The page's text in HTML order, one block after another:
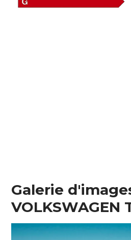
Galerie
VOLKSWAGEN